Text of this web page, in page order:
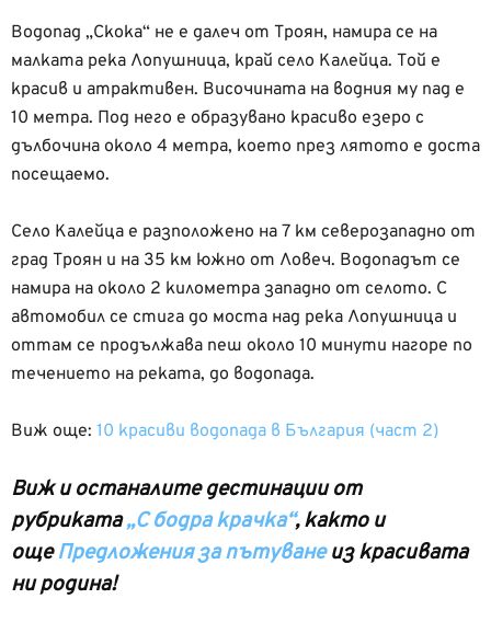
Водопад „Скока“ не е далеч от Троян, намира се на
малката река Лопушница, край село Калейца. Той е
красив и атрактивен. Височината на водния му пад е
10 метра. Под него е образувано красиво езеро с
дълбочина около 4 метра, което през лятото е доста
посещаемо.
Село Калейца е разположено на 7 км северозападно от
град Троян и на 35 км южно от Ловеч. Водопадът се
намира на около 2 километра западно от селото. С
автомобил се стига до моста над река Лопушница и
оттам се продължава пеш около 10 минути нагоре по
течението на реката, до водопада.
Виж още: 10 красиви водопада в България (част 2)
Виж и останалите дестинации от
рубриката„С бодра крачка“, както и
ощеПредложения за пътуванеиз красивата
ни родина!